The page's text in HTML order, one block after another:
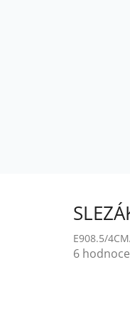
E908.5/
Průměrné
6